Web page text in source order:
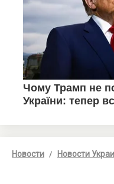
Новости Новости